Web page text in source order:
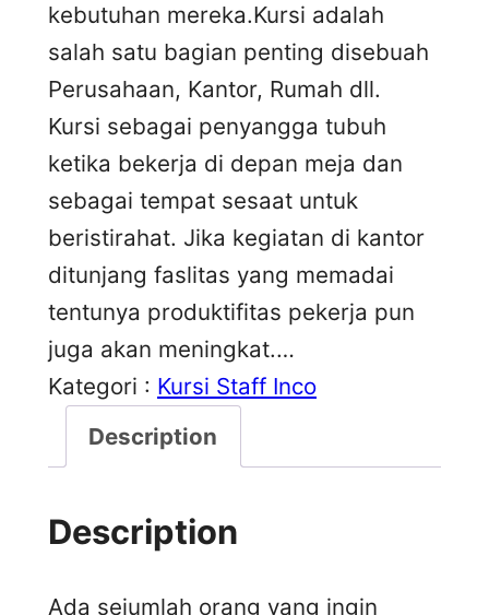
kebutuhan mereka.Kursi adalah
salah satu bagian penting disebuah
Perusahaan, Kantor, Rumah dll.
Kursi sebagai penyangga tubuh
ketika bekerja di depan meja dan
sebagai tempat sesaat untuk
beristirahat. Jika kegiatan di kantor
ditunjang faslitas yang memadai
tentunya produktifitas pekerja pun
juga akan meningkat.…
Kategori : Kursi Staff Inco
Description
Description
Ada sejumlah orang yang ingin